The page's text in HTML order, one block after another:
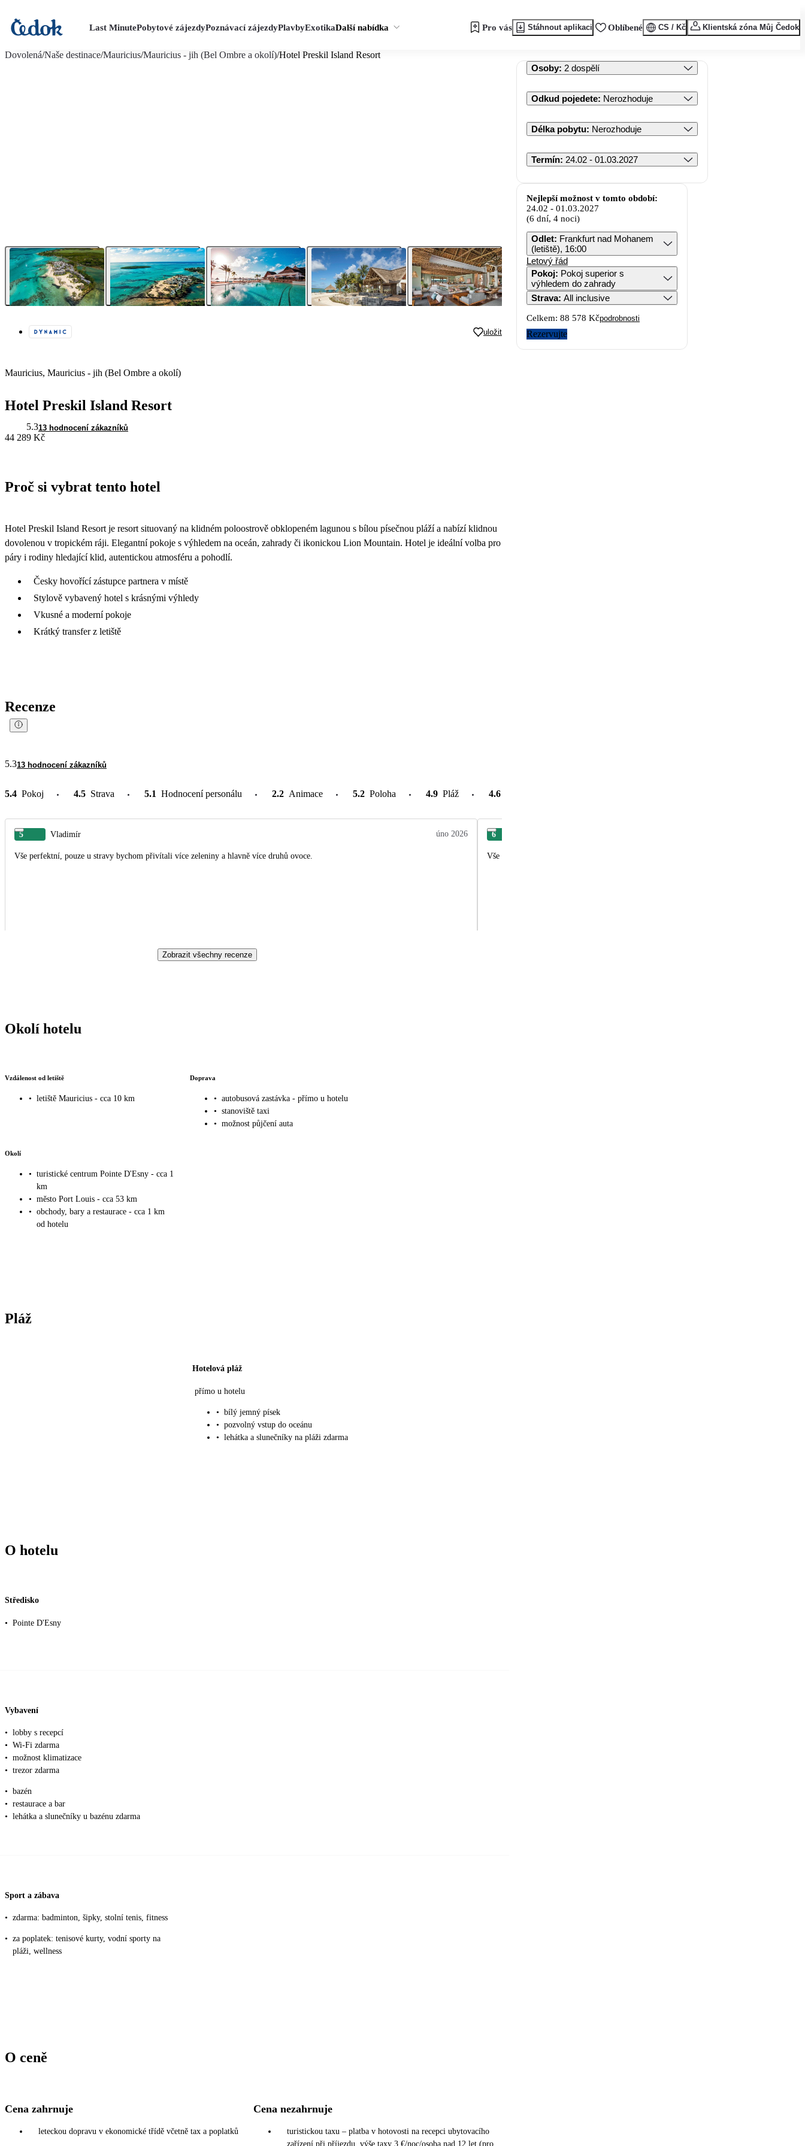
Last MinutePobytové zájezdyPoznávací zájezdyPlavbyExotikaDalší nabídka Pro vás Stáhnout aplikaci Oblíbené CS / Kč Klientská zóna Můj Čedok
Dovolená/Naše destinace/Mauricius/Mauricius - jih (Bel Ombre a okolí)/Hotel Preskil Island Resort
uložit
Mauricius, Mauricius - jih (Bel Ombre a okolí)
Hotel Preskil Island Resort
5.313 hodnocení zákazníků
44 289 Kč
Proč si vybrat tento hotel
Hotel Preskil Island Resort je resort situovaný na klidném poloostrově obklopeném lagunou s bílou písečnou pláží a nabízí klidnou
dovolenou v tropickém ráji. Elegantní pokoje s výhledem na oceán, zahrady či ikonickou Lion Mountain. Hotel je ideální volba pro
páry i rodiny hledající klid, autentickou atmosféru a pohodlí.
Česky hovořící zástupce partnera v místě
Stylově vybavený hotel s krásnými výhledy
Vkusné a moderní pokoje
Krátký transfer z letiště
Recenze
5.313 hodnocení zákazníků
5.4 Pokoj 4.5 Strava 5.1 Hodnocení personálu 2.2 Animace 5.2 Poloha 4.9 Pláž 4.6
5 Vladimír úno 2026
Vše perfektní, pouze u stravy bychom přivítali více zeleniny a hlavně více druhů ovoce.
6
Vše bylo super.
Zobrazit všechny recenze
Okolí hotelu
Vzdálenost od letiště
• letiště Mauricius - cca 10 km
Doprava
• autobusová zastávka - přímo u hotelu
• stanoviště taxi
• možnost půjčení auta
Okolí
• turistické centrum Pointe D'Esny - cca 1
km
• město Port Louis - cca 53 km
• obchody, bary a restaurace - cca 1 km
od hotelu
Pláž
Hotelová pláž
přímo u hotelu
• bílý jemný písek
• pozvolný vstup do oceánu
• lehátka a slunečníky na pláži zdarma
O hotelu
Středisko
• Pointe D'Esny
Vybavení
• lobby s recepcí
• Wi-Fi zdarma
• možnost klimatizace
• trezor zdarma
• bazén
• restaurace a bar
• lehátka a slunečníky u bazénu zdarma
Sport a zábava
• zdarma: badminton, šipky, stolní tenis, fitness
• za poplatek: tenisové kurty, vodní sporty na
pláži, wellness
O ceně
Cena zahrnuje
leteckou dopravu v ekonomické třídě včetně tax a poplatků
Cena nezahrnuje
turistickou taxu – platba v hotovosti na recepci ubytovacího
zařízení při příjezdu, výše taxy 3 €/noc/osoba nad 12 let (pro
Osoby: 2 dospělí
Odkud pojedete: Nerozhoduje
Délka pobytu: Nerozhoduje
Termín: 24.02 - 01.03.2027
Nejlepší možnost v tomto období:
24.02 - 01.03.2027
(6 dní, 4 noci)
Odlet: Frankfurt nad Mohanem
(letiště), 16:00
Letový řád
Pokoj: Pokoj superior s
výhledem do zahrady
Strava: All inclusive
Celkem: 88 578 Kčpodrobnosti
Rezervujte